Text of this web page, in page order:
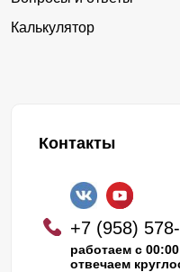
Калькулятор
Контакты
+7 (958)
работаем с
отвечаем